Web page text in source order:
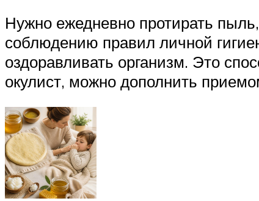
Нужно ежедневно протирать
соблюдению правил личной
оздоравливать организм. Это
окулист, можно дополнить